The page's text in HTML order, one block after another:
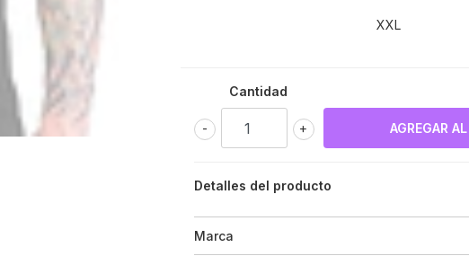
XXL
Cantidad
+
-
Detalles del producto
Marca